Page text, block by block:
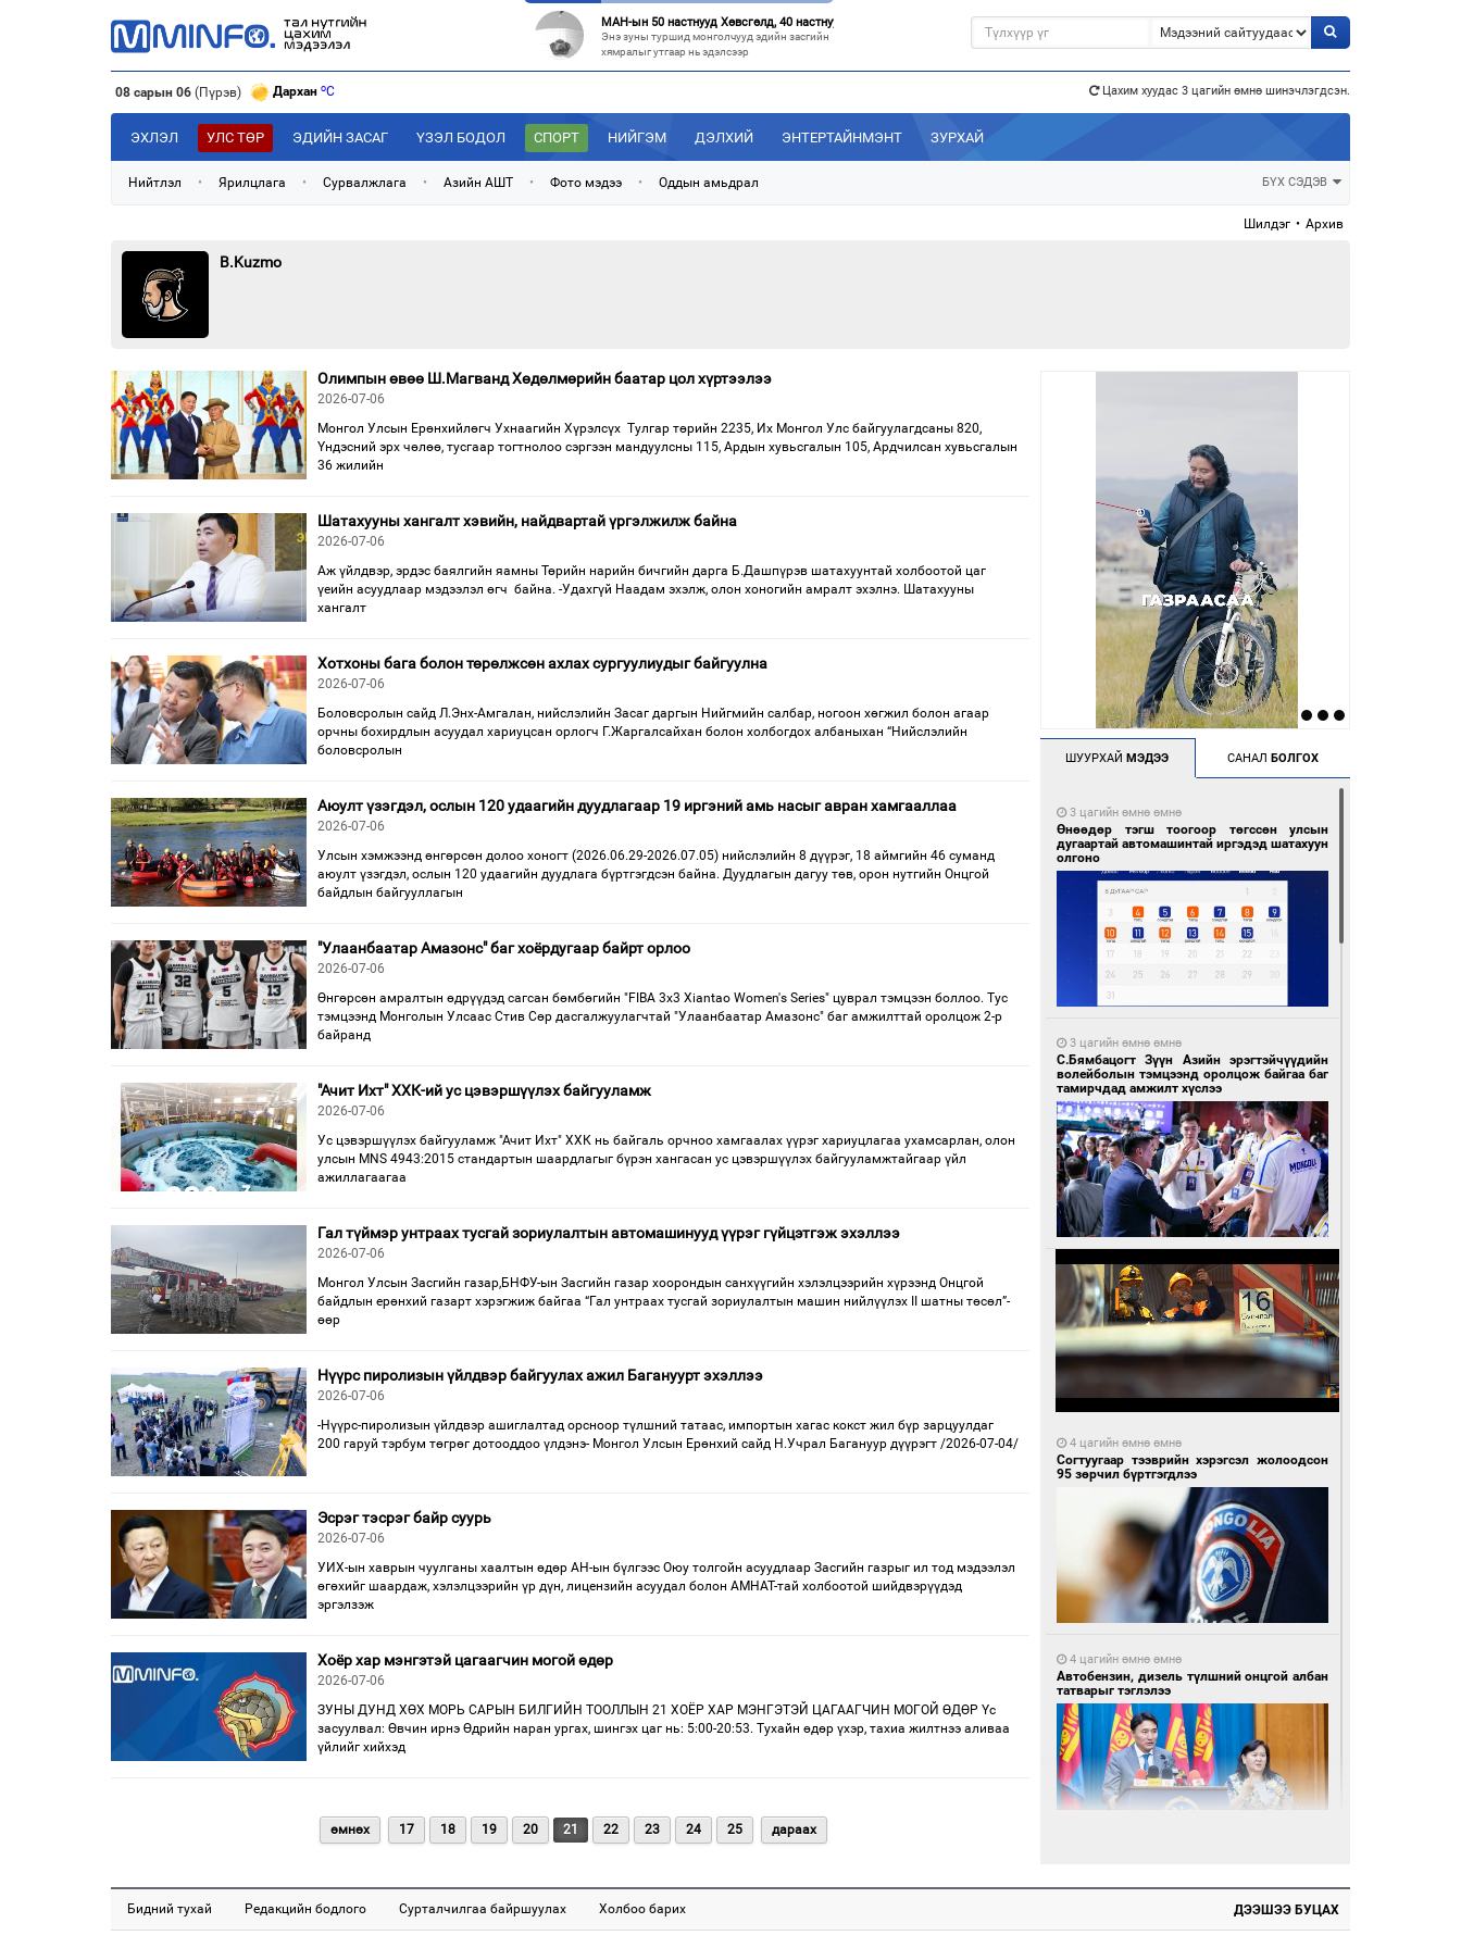
МАН-ын 50 настнууд Хөвсгөлд, 40 настнууд нь Хэнтийд “хуралджээ”
Энэ зуны туршид монголчууд эдийн засгийн
хямралыг утгаар нь эдэлсээр
“С.Зоригийн талбай” болгочих, Хотын дарга аа?
Төв шуудангийн урдах талбайд өнөөдрийг
хүртэл 27 жил байрласан С.Зориг
08 сарын 06 (Пүрэв) Дархан oC
Эрдэнэт C
Улаанбаатар
C
Дархан
o C
Цахим хуудас 3 цагийн өмнө шинэчлэгдсэн.
ЭХЛЭЛ УЛС ТӨР ЭДИЙН ЗАСАГ ҮЗЭЛ БОДОЛ СПОРТ НИЙГЭМ ДЭЛХИЙ ЭНТЕРТАЙНМЭНТ ЗУРХАЙ
Нийтлэл • Ярилцлага • Сурвалжлага • Азийн АШТ • Фото мэдээ • Оддын амьдрал БҮХ СЭДЭВ
Шилдэг • Архив
B.Kuzmo
Олимпын өвөө Ш.Магванд Хөдөлмөрийн баатар цол хүртээлээ
2026-07-06
Монгол Улсын Ерөнхийлөгч Ухнаагийн Хүрэлсүх Тулгар төрийн 2235, Их Монгол Улс байгуулагдсаны 820,
Үндэсний эрх чөлөө, тусгаар тогтнолоо сэргээн мандуулсны 115, Ардын хувьсгалын 105, Ардчилсан хувьсгалын
36 жилийн
Шатахууны хангалт хэвийн, найдвартай үргэлжилж байна
2026-07-06
Аж үйлдвэр, эрдэс баялгийн яамны Төрийн нарийн бичгийн дарга Б.Дашпүрэв шатахуунтай холбоотой цаг
үеийн асуудлаар мэдээлэл өгч байна. -Удахгүй Наадам эхэлж, олон хоногийн амралт эхэлнэ. Шатахууны
хангалт
Хотхоны бага болон төрөлжсөн ахлах сургуулиудыг байгуулна
2026-07-06
Боловсролын сайд Л.Энх-Амгалан, нийслэлийн Засаг даргын Нийгмийн салбар, ногоон хөгжил болон агаар
орчны бохирдлын асуудал хариуцсан орлогч Г.Жаргалсайхан болон холбогдох албаныхан “Нийслэлийн
боловсролын
Аюулт үзэгдэл, ослын 120 удаагийн дуудлагаар 19 иргэний амь насыг авран хамгааллаа
2026-07-06
Улсын хэмжээнд өнгөрсөн долоо хоногт (2026.06.29-2026.07.05) нийслэлийн 8 дүүрэг, 18 аймгийн 46 суманд
аюулт үзэгдэл, ослын 120 удаагийн дуудлага бүртгэгдсэн байна. Дуудлагын дагуу төв, орон нутгийн Онцгой
байдлын байгууллагын
"Улаанбаатар Амазонс" баг хоёрдугаар байрт орлоо
2026-07-06
Өнгөрсөн амралтын өдрүүдэд сагсан бөмбөгийн "FIBA 3x3 Xiantao Women's Series" цуврал тэмцээн боллоо. Тус
тэмцээнд Монголын Улсаас Стив Сөр дасгалжуулагчтай "Улаанбаатар Амазонс" баг амжилттай оролцож 2-р
байранд
"Ачит Ихт" ХХК-ий ус цэвэршүүлэх байгууламж
2026-07-06
Ус цэвэршүүлэх байгууламж "Ачит Ихт" ХХК нь байгаль орчноо хамгаалах үүрэг хариуцлагаа ухамсарлан, олон
улсын MNS 4943:2015 стандартын шаардлагыг бүрэн хангасан ус цэвэршүүлэх байгууламжтайгаар үйл
ажиллагаагаа
Гал түймэр унтраах тусгай зориулалтын автомашинууд үүрэг гүйцэтгэж эхэллээ
2026-07-06
Монгол Улсын Засгийн газар,БНФУ-ын Засгийн газар хоорондын санхүүгийн хэлэлцээрийн хүрээнд Онцгой
байдлын ерөнхий газарт хэрэгжиж байгаа “Гал унтраах тусгай зориулалтын машин нийлүүлэх II шатны төсөл”-
өөр
Нүүрс пиролизын үйлдвэр байгуулах ажил Багануурт эхэллээ
2026-07-06
-Нүүрс-пиролизын үйлдвэр ашиглалтад орсноор түлшний татаас, импортын хагас кокст жил бүр зарцуулдаг
200 гаруй тэрбум төгрөг дотооддоо үлдэнэ- Монгол Улсын Ерөнхий сайд Н.Учрал Багануур дүүрэгт /2026-07-04/
Эсрэг тэсрэг байр суурь
2026-07-06
УИХ-ын хаврын чуулганы хаалтын өдөр АН-ын бүлгээс Оюу толгойн асуудлаар Засгийн газрыг ил тод мэдээлэл
өгөхийг шаардаж, хэлэлцээрийн үр дүн, лицензийн асуудал болон АМНАТ-тай холбоотой шийдвэрүүдэд
эргэлзэж
Хоёр хар мэнгэтэй цагаагчин могой өдөр
2026-07-06
ЗУНЫ ДУНД ХӨХ МОРЬ САРЫН БИЛГИЙН ТООЛЛЫН 21 ХОЁР ХАР МЭНГЭТЭЙ ЦАГААГЧИН МОГОЙ ӨДӨР Үс
засуулвал: Өвчин ирнэ Өдрийн наран ургах, шингэх цаг нь: 5:00-20:53. Тухайн өдөр үхэр, тахиа жилтнээ аливаа
үйлийг хийхэд
өмнөх 17 18 19 20 21 22 23 24 25 дараах
ШУУРХАЙМЭДЭЭ САНАЛБОЛГОХ
3 цагийн өмнө өмнө
Өнөөдөр тэгш тоогоор төгссөн улсын
дугаартай автомашинтай иргэдэд шатахуун
олгоно
3 цагийн өмнө өмнө
С.Бямбацогт Зүүн Азийн эрэгтэйчүүдийн
волейболын тэмцээнд оролцож байгаа баг
тамирчдад амжилт хүслээ
4 цагийн өмнө өмнө
Согтуугаар тээврийн хэрэгсэл жолоодсон
95 зөрчил бүртгэгдлээ
4 цагийн өмнө өмнө
Автобензин, дизель түлшний онцгой албан
татварыг тэглэлээ
Санхүүгийн хэмнэлтийн горимд эрүүл
мэндийн салбар хамаарахгүй
Бидний тухай Редакцийн бодлого Сурталчилгаа байршуулах Холбоо барих ДЭЭШЭЭ БУЦАХ